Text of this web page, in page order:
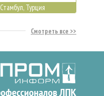
Стамбул, Турция
Смотреть все